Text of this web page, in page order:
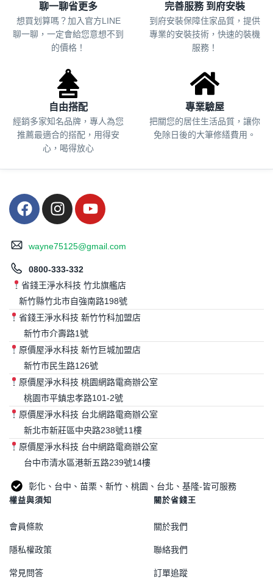
聊一聊省更多
想買划算嗎？加入官方LINE
聊一聊，一定會給您意想不到
的價格！
完善服務 到府安裝
到府安裝保障住家品質，提供
專業的安裝技術，快速的裝機
服務！
自由搭配
經銷多家知名品牌，專人為您
推薦最適合的搭配，用得安
心，喝得放心
專業驗屋
把關您的居住生活品質， 讓你
免除日後的大筆修繕費用。
wayne75125@gmail.com
0800-333-332
省錢王淨水科技 竹北旗艦店
新竹縣竹北市自強南路198號
省錢王淨水科技 新竹竹科加盟店
新竹市介壽路1號
原價屋淨水科技 新竹巨城加盟店
新竹市民生路126號
原價屋淨水科技 桃園網路電商辦公室
桃園市平鎮忠孝路101-2號
原價屋淨水科技 台北網路電商辦公室
新北市新莊區中央路238號11樓
原價屋淨水科技 台中網路電商辦公室
台中市清水區港新五路239號14樓
彰化、台中、苗栗、新竹、桃園、台北、基隆-皆可服務
權益與須知
會員條款
隱私權政策
常見問答
關於省錢王
關於我們
聯絡我們
訂單追蹤